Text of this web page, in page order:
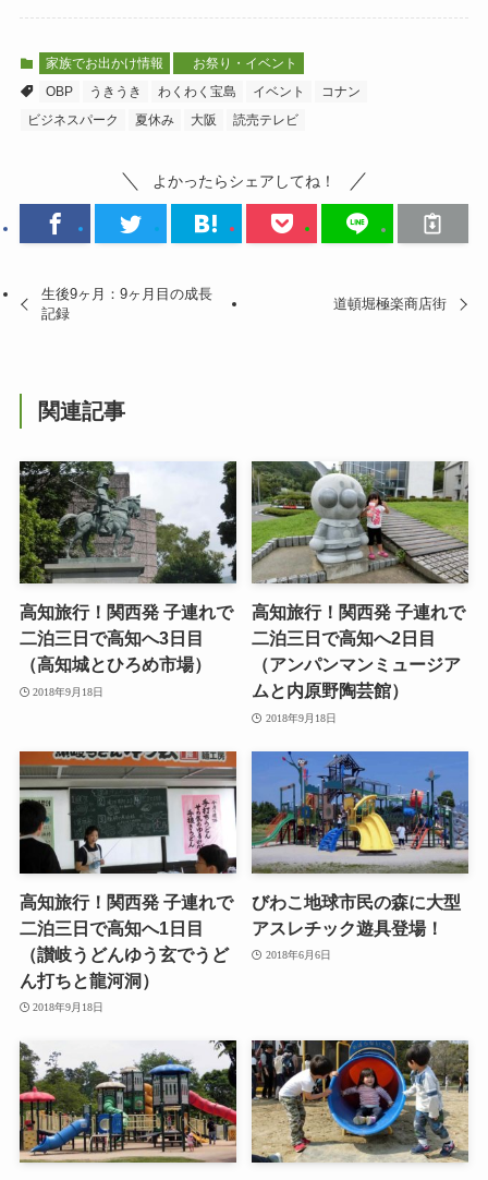
家族でお出かけ情報
お祭り・イベント
OBP
うきうき わくわく宝島 イベント
コナン
ビジネスパーク
夏休み 大阪 読売テレビ
よかったらシェアしてね！
生後9ヶ月：9ヶ月目の成長
記録
道頓堀極楽商店街
関連記事
高知旅行！関西発 子連れで
二泊三日で高知へ3日目
（高知城とひろめ市場）
2018年9月18日
高知旅行！関西発 子連れで
二泊三日で高知へ2日目
（アンパンマンミュージア
ムと内原野陶芸館）
2018年9月18日
高知旅行！関西発 子連れで
二泊三日で高知へ1日目
（讃岐うどんゆう玄でうど
ん打ちと龍河洞）
2018年9月18日
びわこ地球市民の森に大型
アスレチック遊具登場！
2018年6月6日